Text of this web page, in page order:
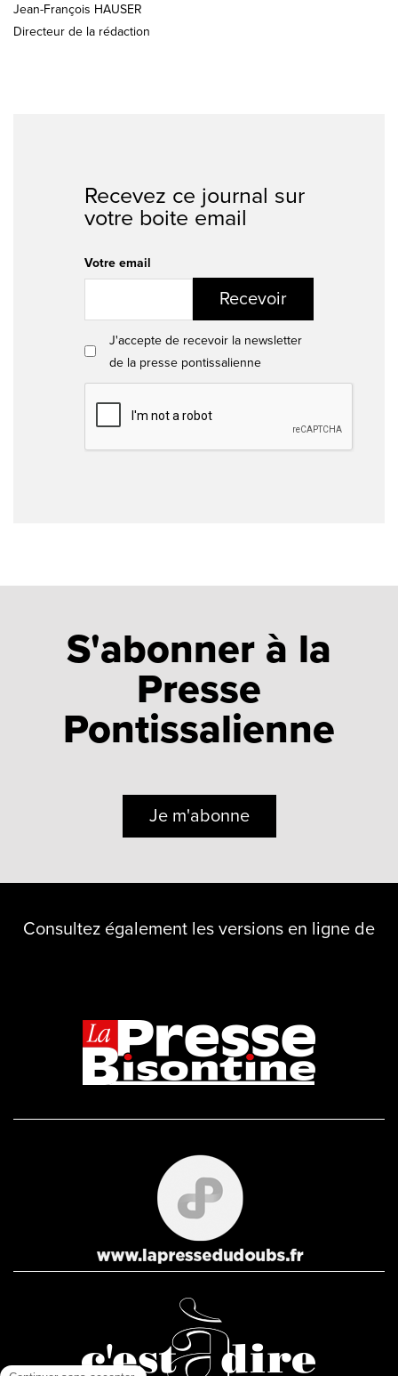
Jean-François HAUSER
Directeur de la rédaction
Recevez ce journal sur
votre boite email
Votre email
Recevoir
J'accepte de recevoir la newsletter
de la presse pontissalienne
S'abonner à la
Presse
Pontissalienne
Je m'abonne
Consultez également les versions en ligne de